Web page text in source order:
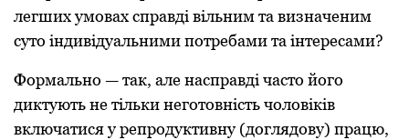
легших умовах справді вільним та визначеним
суто індивідуальними потребами та інтересами?
Формально — так, але насправді часто його
диктують не тільки неготовність чоловіків
включатися у репродуктивну (доглядову) працю,